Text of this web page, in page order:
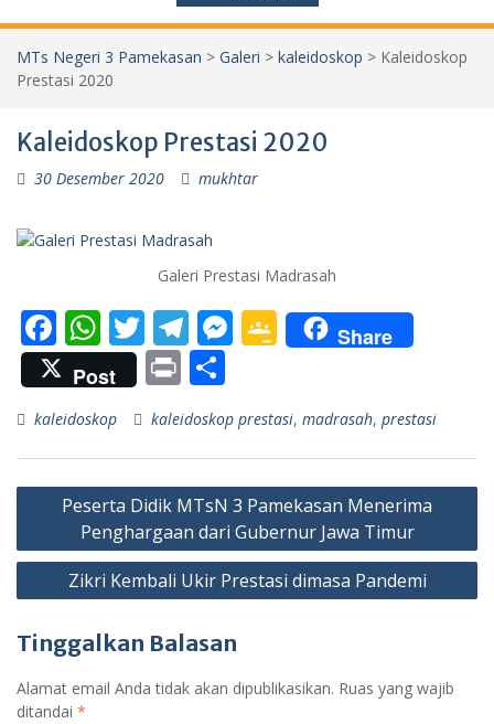
MTs Negeri 3 Pamekasan > Galeri > kaleidoskop > Kaleidoskop
Prestasi 2020
Kaleidoskop Prestasi 2020
30 Desember 2020 mukhtar
Galeri Prestasi Madrasah
F
ac
e
b
o
o
k
W
h
at
s
A
p
p
T
w
itt
er
T
el
e
gr
a
m
M
e
n
g
er
G
o
gl
e
Cl
as
sr
o
m
Share
Post
Pr
in
t ar
e
kaleidoskop kaleidoskop prestasi, madrasah, prestasi
Navigasi
Peserta Didik MTsN 3 Pamekasan Menerima
Penghargaan dari Gubernur Jawa Timur
Zikri Kembali Ukir Prestasi dimasa Pandemi
Tinggalkan Balasan
Alamat email Anda tidak akan dipublikasikan. Ruas yang wajib
ditandai *